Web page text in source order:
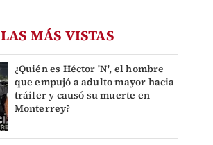
LAS MÁS VISTAS
¿Quién es Héctor 'N', el hombre
que empujó a adulto mayor hacia
tráiler y causó su muerte en
Monterrey?